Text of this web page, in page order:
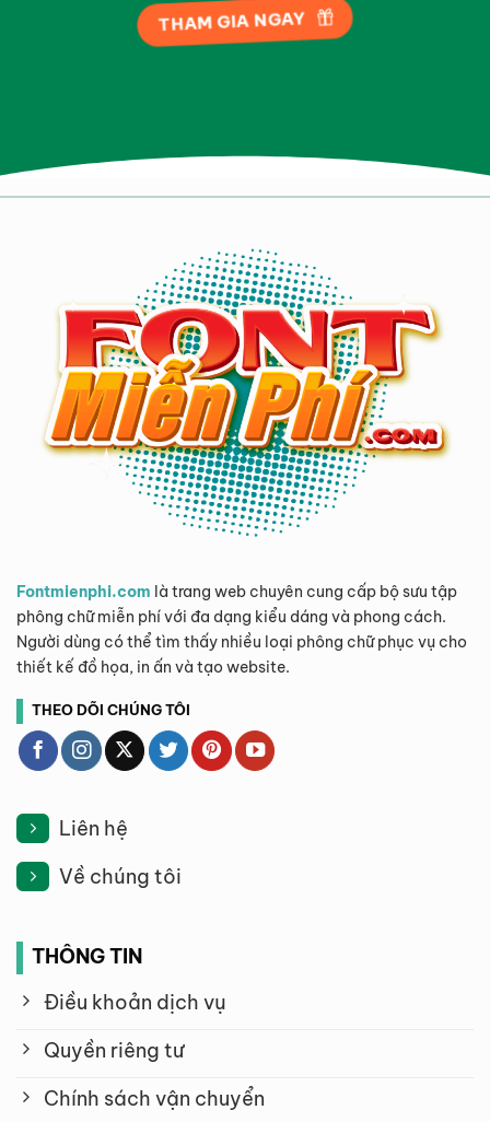
THAM GIA NGAY
Fontmienphi.com là trang web chuyên cung cấp bộ sưu tập
phông chữ miễn phí với đa dạng kiểu dáng và phong cách.
Người dùng có thể tìm thấy nhiều loại phông chữ phục vụ cho
thiết kế đồ họa, in ấn và tạo website.
THEO DÕI CHÚNG TÔI
Liên hệ
Về chúng tôi
THÔNG TIN
Điều khoản dịch vụ
Quyền riêng tư
Chính sách vận chuyển